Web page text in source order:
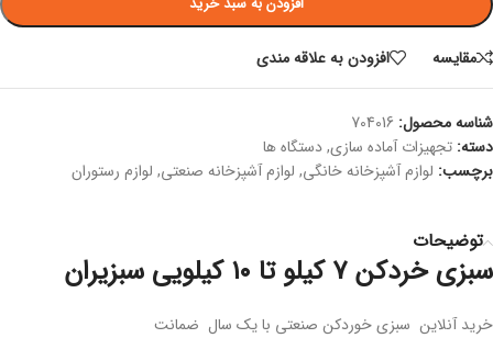
مقايسه افزودن به علاقه مندی
شناسه محصول: 704016
دسته: تجهیزات آماده سازی,دستگاه ها
برچسب: لوازم آشپزخانه خانگی, لوازم آشپزخانه صنعتی, لوازم رستوران
توضیحات
سبزی خردکن 7 کیلو تا ۱۰ کیلویی سبزیران
خرید آنلاین سبزی خوردکن صنعتی با یک سال ضمانت